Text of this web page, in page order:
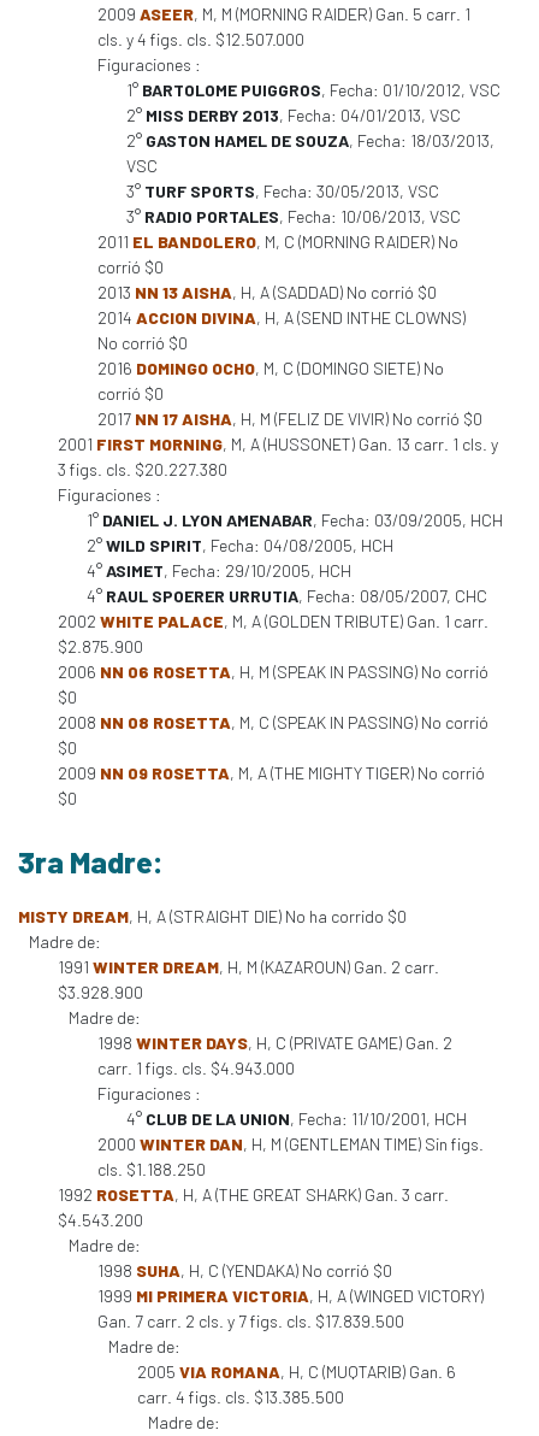
2009 ASEER, M, M (MORNING RAIDER) Gan. 5 carr. 1
cls. y 4 figs. cls. $12.507.000
Figuraciones :
1° BARTOLOME PUIGGROS, Fecha: 01/10/2012, VSC
2° MISS DERBY 2013, Fecha: 04/01/2013, VSC
2° GASTON HAMEL DE SOUZA, Fecha: 18/03/2013,
VSC
3° TURF SPORTS, Fecha: 30/05/2013, VSC
3° RADIO PORTALES, Fecha: 10/06/2013, VSC
2011 EL BANDOLERO, M, C (MORNING RAIDER) No
corrió $0
2013 NN 13 AISHA, H, A (SADDAD) No corrió $0
2014 ACCION DIVINA, H, A (SEND INTHE CLOWNS)
No corrió $0
2016 DOMINGO OCHO, M, C (DOMINGO SIETE) No
corrió $0
2017 NN 17 AISHA, H, M (FELIZ DE VIVIR) No corrió $0
2001 FIRST MORNING, M, A (HUSSONET) Gan. 13 carr. 1 cls. y
3 figs. cls. $20.227.380
Figuraciones :
1° DANIEL J. LYON AMENABAR, Fecha: 03/09/2005, HCH
2°WILD SPIRIT, Fecha: 04/08/2005, HCH
4°ASIMET, Fecha: 29/10/2005, HCH
4° RAUL SPOERER URRUTIA, Fecha: 08/05/2007, CHC
2002 WHITE PALACE, M, A (GOLDEN TRIBUTE) Gan. 1 carr.
$2.875.900
2006 NN 06 ROSETTA, H, M (SPEAK IN PASSING) No corrió
$0
2008 NN 08 ROSETTA, M, C (SPEAK IN PASSING) No corrió
$0
2009 NN 09 ROSETTA, M, A (THE MIGHTY TIGER) No corrió
$0
3ra Madre:
MISTY DREAM, H, A (STRAIGHT DIE) No ha corrido $0
Madre de:
1991 WINTER DREAM, H, M (KAZAROUN) Gan. 2 carr.
$3.928.900
Madre de:
1998 WINTER DAYS, H, C (PRIVATE GAME) Gan. 2
carr. 1 figs. cls. $4.943.000
Figuraciones :
4° CLUB DE LA UNION, Fecha: 11/10/2001, HCH
2000 WINTER DAN, H, M (GENTLEMAN TIME) Sin figs.
cls. $1.188.250
1992 ROSETTA, H, A (THE GREAT SHARK) Gan. 3 carr.
$4.543.200
Madre de:
1998 SUHA, H, C (YENDAKA) No corrió $0
1999 MI PRIMERA VICTORIA, H, A (WINGED VICTORY)
Gan. 7 carr. 2 cls. y 7 figs. cls. $17.839.500
Madre de:
2005 VIA ROMANA, H, C (MUQTARIB) Gan. 6
carr. 4 figs. cls. $13.385.500
Madre de: